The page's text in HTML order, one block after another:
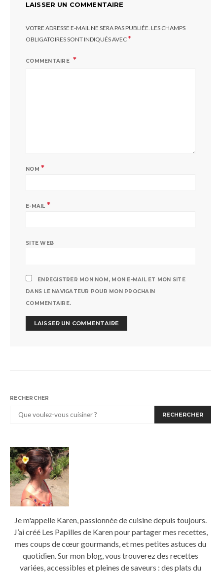
LAISSER UN COMMENTAIRE
VOTRE ADRESSE E-MAIL NE SERA PAS PUBLIÉE. LES CHAMPS
OBLIGATOIRES SONT INDIQUÉS AVEC*
COMMENTAIRE
NOM *
E-MAIL *
SITE WEB
ENREGISTRER MON NOM, MON E-MAIL ET MON SITE
DANS LE NAVIGATEUR POUR MON PROCHAIN
COMMENTAIRE.
RECHERCHER
RECHERCHER
Je m'appelle Karen, passionnée de cuisine depuis toujours.
J’ai créé Les Papilles de Karen pour partager mes recettes,
mes coups de cœur gourmands, et mes petites astuces du
quotidien. Sur mon blog, vous trouverez des recettes
variées, accessibles et pleines de saveurs : des plats du